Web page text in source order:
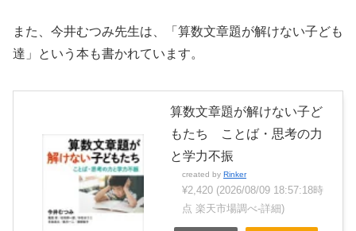
また、今井むつみ先生は、「算数文章題が解けない子ども
達」という本も書かれています。
算数文章題が解けない子ど
もたち ことば・思考の力
と学力不振
created by Rinker
¥2,420 (2026/08/09 18:57:18時
点 楽天市場調べ-詳細)